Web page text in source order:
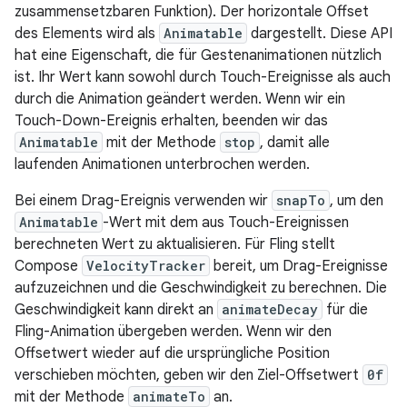
zusammensetzbaren Funktion). Der horizontale Offset
des Elements wird als Animatable dargestellt. Diese API
hat eine Eigenschaft, die für Gestenanimationen nützlich
ist. Ihr Wert kann sowohl durch Touch-Ereignisse als auch
durch die Animation geändert werden. Wenn wir ein
Touch-Down-Ereignis erhalten, beenden wir das
Animatable mit der Methode stop , damit alle
laufenden Animationen unterbrochen werden.
Bei einem Drag-Ereignis verwenden wir snapTo , um den
Animatable -Wert mit dem aus Touch-Ereignissen
berechneten Wert zu aktualisieren. Für Fling stellt
Compose VelocityTracker bereit, um Drag-Ereignisse
aufzuzeichnen und die Geschwindigkeit zu berechnen. Die
Geschwindigkeit kann direkt an animateDecay für die
Fling-Animation übergeben werden. Wenn wir den
Offsetwert wieder auf die ursprüngliche Position
verschieben möchten, geben wir den Ziel-Offsetwert 0f
mit der Methode animateTo an.